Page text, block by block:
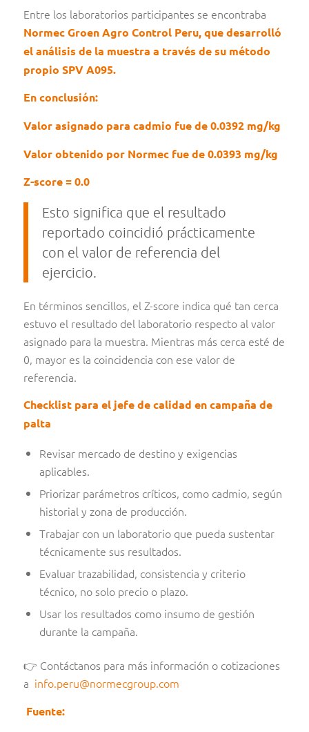
Entre los laboratorios participantes se encontraba
Normec Groen Agro Control Peru, que desarrolló
el análisis de la muestra a través de su método
propio SPV A095.
En conclusión:
Valor asignado para cadmio fue de 0.0392 mg/kg
Valor obtenido por Normec fue de 0.0393 mg/kg
Z-score = 0.0
Esto significa que el resultado
reportado coincidió prácticamente
con el valor de referencia del
ejercicio.
En términos sencillos, el Z-score indica qué tan cerca
estuvo el resultado del laboratorio respecto al valor
asignado para la muestra. Mientras más cerca esté de
0, mayor es la coincidencia con ese valor de
referencia.
Checklist para el jefe de calidad en campaña de
palta
Revisar mercado de destino y exigencias
aplicables.
Priorizar parámetros críticos, como cadmio, según
historial y zona de producción.
Trabajar con un laboratorio que pueda sustentar
técnicamente sus resultados.
Evaluar trazabilidad, consistencia y criterio
técnico, no solo precio o plazo.
Usar los resultados como insumo de gestión
durante la campaña.
👉 Contáctanos para más información o cotizaciones
a info.peru@normecgroup.com
Fuente: